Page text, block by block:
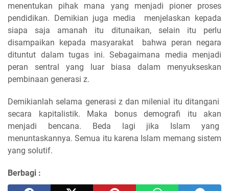
menentukan pihak mana yang menjadi pioner proses
pendidikan. Demikian juga media menjelaskan kepada
siapa saja amanah itu ditunaikan, selain itu perlu
disampaikan kepada masyarakat bahwa peran negara
dituntut dalam tugas ini. Sebagaimana media menjadi
peran sentral yang luar biasa dalam menyukseskan
pembinaan generasi z.
Demikianlah selama generasi z dan milenial itu ditangani
secara kapitalistik. Maka bonus demografi itu akan
menjadi bencana. Beda lagi jika Islam yang
menuntaskannya. Semua itu karena Islam memang sistem
yang solutif.
Berbagi :